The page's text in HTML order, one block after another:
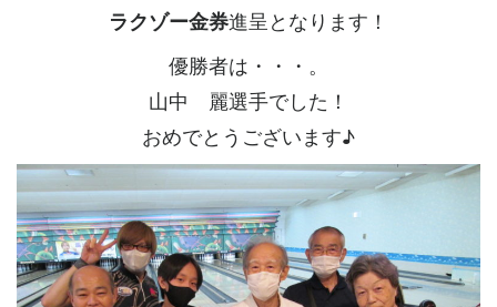
ラクゾー金券進呈となります！
優勝者は・・・。
山中 麗選手でした！
おめでとうございます♪